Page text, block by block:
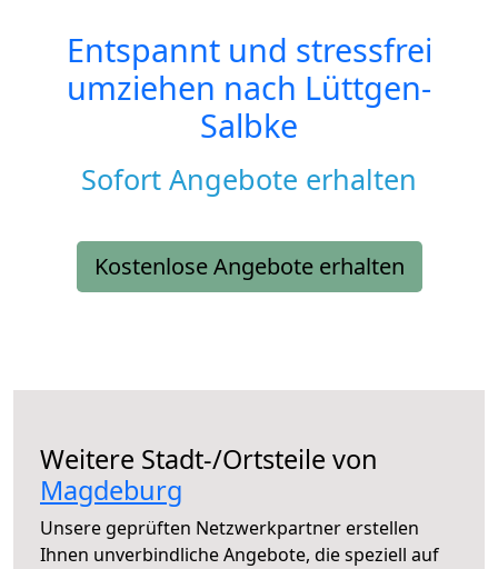
Entspannt und stressfrei
umziehen nach Lüttgen-
Salbke
Sofort Angebote erhalten
Kostenlose Angebote erhalten
Weitere Stadt-/Ortsteile von
Magdeburg
Unsere geprüften Netzwerkpartner erstellen
Ihnen unverbindliche Angebote, die speziell auf